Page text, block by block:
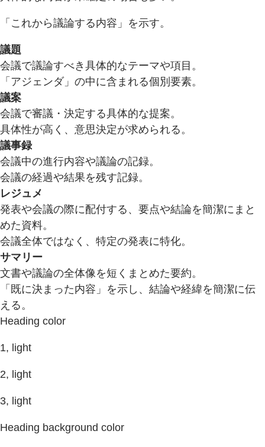
「これから議論する内容」を示す。
議題
会議で議論すべき具体的なテーマや項目。
「アジェンダ」の中に含まれる個別要素。
議案
会議で審議・決定する具体的な提案。
具体性が高く、意思決定が求められる。
議事録
会議中の進行内容や議論の記録。
会議の経過や結果を残す記録。
レジュメ
発表や会議の際に配付する、要点や結論を簡潔にまと
めた資料。
会議全体ではなく、特定の発表に特化。
サマリー
文書や議論の全体像を短くまとめた要約。
「既に決まった内容」を示し、結論や経緯を簡潔に伝
える。
Heading color
1, light
2, light
3, light
Heading background color